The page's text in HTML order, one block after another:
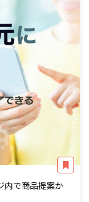
内で商品提案か